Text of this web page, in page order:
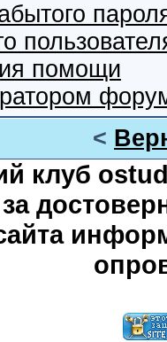
помощи
<
клуб
за